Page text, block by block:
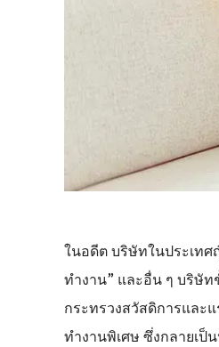
ในอดีต บริษัทในประเท
ทำงาน” และอื่น ๆ บริษั
กระทรวงสวัสดิการและ
ทำงานพิเศษ ซึ่งกลายเป็